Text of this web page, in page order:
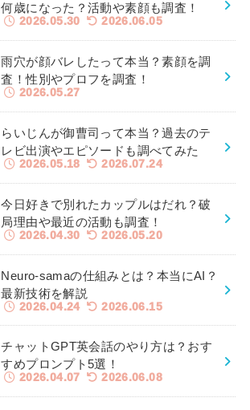
何歳になった？活動や素顔も調査！
2026.05.30 2026.06.05
雨穴が顔バレしたって本当？素顔を調
査！性別やプロフを調査！
2026.05.27
らいじんが御曹司って本当？過去のテ
レビ出演やエピソードも調べてみた
2026.05.18 2026.07.24
今日好きで別れたカップルはだれ？破
局理由や最近の活動も調査！
2026.04.30 2026.05.20
Neuro-samaの仕組みとは？本当にAI？
最新技術を解説
2026.04.24 2026.06.15
チャットGPT英会話のやり方は？おす
すめプロンプト5選！
2026.04.07 2026.06.08